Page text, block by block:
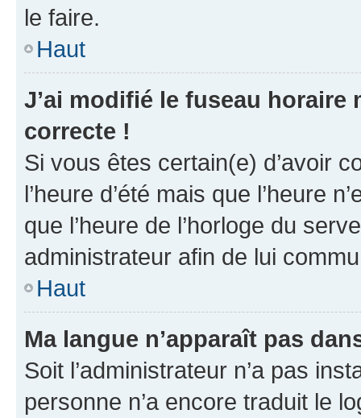
le faire.
Haut
J’ai modifié le fuseau horaire
correcte !
Si vous êtes certain(e) d’avoir
l’heure d’été mais que l’heure
que l’heure de l’horloge du
administrateur afin de lui
Haut
Ma langue n’apparaît pas
Soit l’administrateur n’a pas
personne n’a encore traduit le